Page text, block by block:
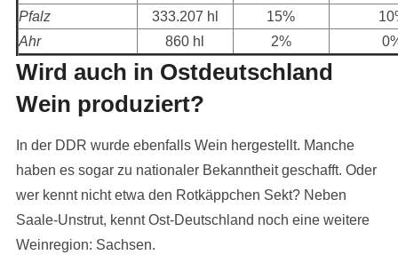
Pfalz
333.207 hl 15%
Ahr
860 hl 2%
Wird auch in Ostdeutschland
Wein produziert?
In der DDR wurde ebenfalls Wein hergestellt. Manche
haben es sogar zu nationaler Bekanntheit geschafft. Oder
wer kennt nicht etwa den Rotkäppchen Sekt? Neben
Saale-Unstrut, kennt Ost-Deutschland noch eine weitere
Weinregion: Sachsen.